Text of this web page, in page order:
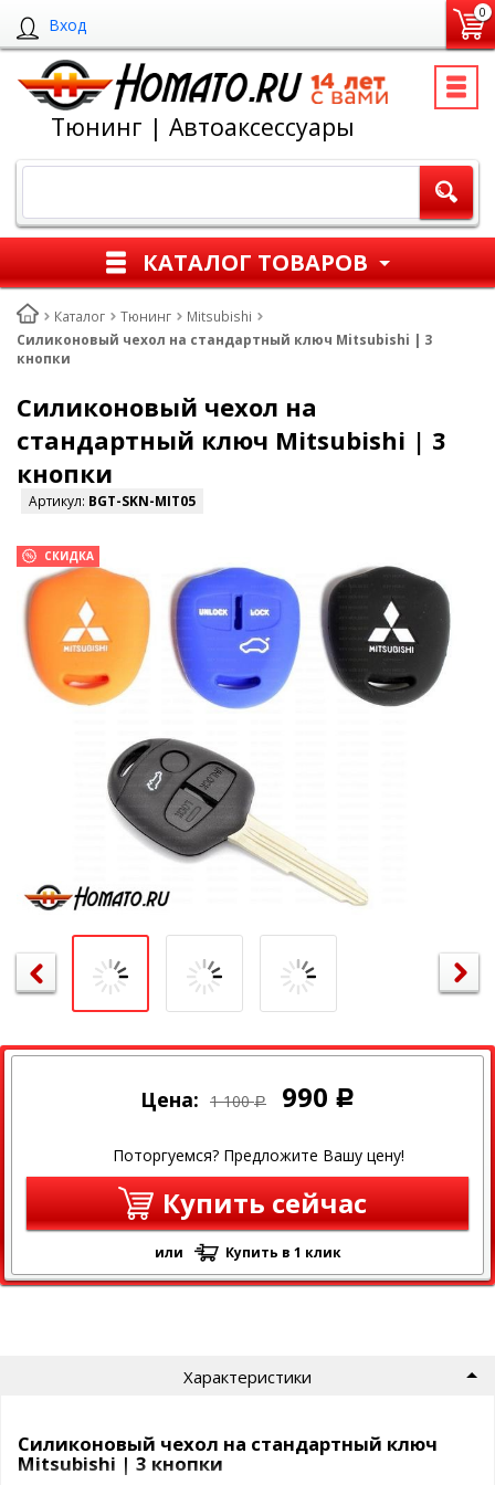
Вход
0
Тюнинг | Автоаксессуары
КАТАЛОГ ТОВАРОВ
Каталог Тюнинг
Mitsubishi
Силиконовый чехол на стандартный ключ Mitsubishi | 3
кнопки
Силиконовый чехол на
стандартный ключ Mitsubishi | 3
кнопки
Артикул: BGT-SKN-MIT05
СКИДКА
Цена: 1 100 Р 990 Р
Поторгуемся? Предложите Вашу цену!
Купить сейчас
или Купить в 1 клик
Характеристики
Силиконовый чехол на стандартный ключ
Mitsubishi | 3 кнопки